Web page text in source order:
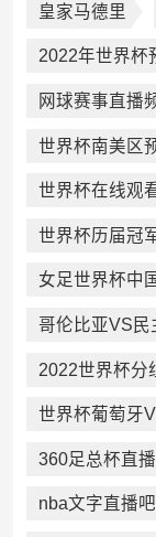
皇家马德里
2022年世界杯
网球赛事直播
世界杯南美区
世界杯在线观
世界杯历届冠
女足世界杯中
哥伦比亚VS民
2022世界杯分
世界杯葡萄牙
360足总杯直播
nba文字直播吧